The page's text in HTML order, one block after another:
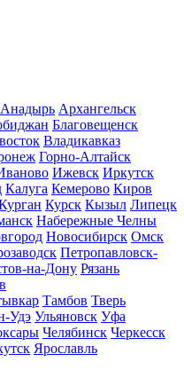
Анадырь Архангельск
Благовещенск
Владикавказ
Горно-Алтайск
Ижевск Иркутск
Калуга Кемерово Киров
Курск Кызыл Липецк
Набережные Челны
Новосибирск Омск
Петропавловск-
на-Дону Рязань
Тамбов Тверь
Удэ Ульяновск Уфа
Челябинск Черкесск
Ярославль